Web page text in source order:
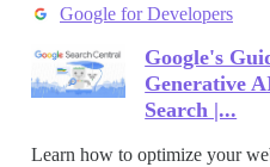
Google for Developers
Google's
Generative
Search |...
Learn how to optimize your